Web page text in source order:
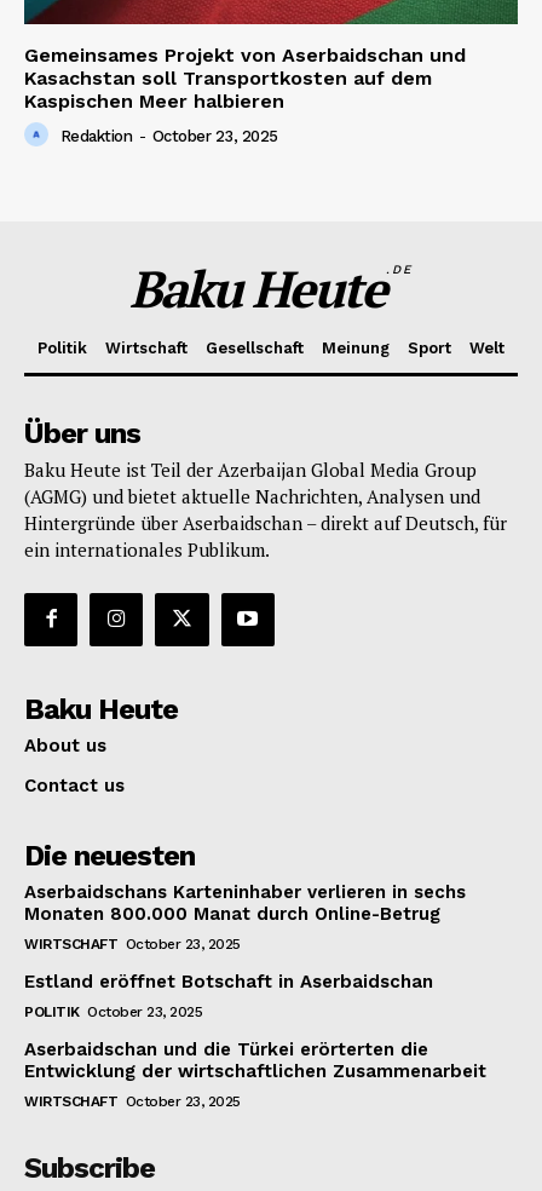
Gemeinsames Projekt von Aserbaidschan und
Kasachstan soll Transportkosten auf dem
Kaspischen Meer halbieren
Redaktion - October 23, 2025
Baku Heute.DE
Politik Wirtschaft Gesellschaft Meinung Sport Welt
Über uns
Baku Heute ist Teil der Azerbaijan Global Media Group
(AGMG) und bietet aktuelle Nachrichten, Analysen und
Hintergründe über Aserbaidschan – direkt auf Deutsch, für
ein internationales Publikum.
Baku Heute
About us
Contact us
Die neuesten
Aserbaidschans Karteninhaber verlieren in sechs
Monaten 800.000 Manat durch Online-Betrug
WIRTSCHAFT October 23, 2025
Estland eröffnet Botschaft in Aserbaidschan
POLITIK October 23, 2025
Aserbaidschan und die Türkei erörterten die
Entwicklung der wirtschaftlichen Zusammenarbeit
WIRTSCHAFT October 23, 2025
Subscribe